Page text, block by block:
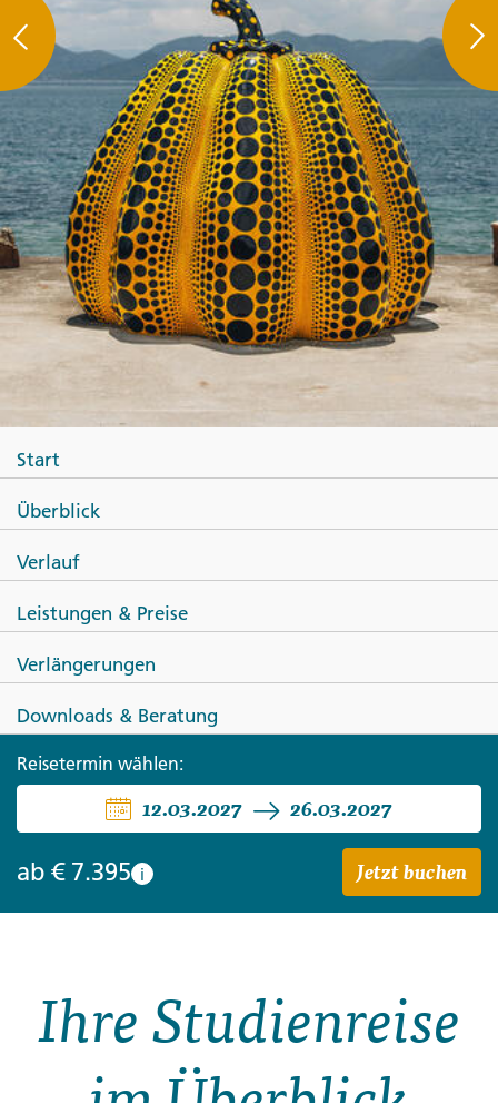
JAPAN
Japan - eine Symphonie aus
Kunst und Architektur
Start
Überblick
Verlauf
Leistungen & Preise
Verlängerungen
Downloads & Beratung
Reisetermin wählen:
12.03.2027 26.03.2027
ab € 7.395 i Jetzt buchen
Ihre Studienreise